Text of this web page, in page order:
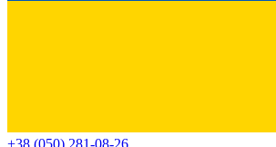
+38 (050) 281-08-26